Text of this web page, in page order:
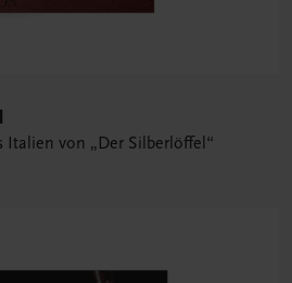
Italien von „Der Silberlöffel“